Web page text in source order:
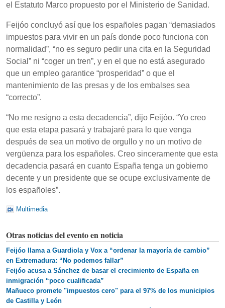
el Estatuto Marco propuesto por el Ministerio de Sanidad.
Feijóo concluyó así que los españoles pagan “demasiados
impuestos para vivir en un país donde poco funciona con
normalidad”, “no es seguro pedir una cita en la Seguridad
Social” ni “coger un tren”, y en el que no está asegurado
que un empleo garantice “prosperidad” o que el
mantenimiento de las presas y de los embalses sea
“correcto”.
“No me resigno a esta decadencia”, dijo Feijóo. “Yo creo
que esta etapa pasará y trabajaré para lo que venga
después de sea un motivo de orgullo y no un motivo de
vergüenza para los españoles. Creo sinceramente que esta
decadencia pasará en cuanto España tenga un gobierno
decente y un presidente que se ocupe exclusivamente de
los españoles”.
Multimedia
Otras noticias del evento en noticia
Feijóo llama a Guardiola y Vox a “ordenar la mayoría de cambio”
en Extremadura: “No podemos fallar”
Feijóo acusa a Sánchez de basar el crecimiento de España en
inmigración “poco cualificada”
Mañueco promete "impuestos cero" para el 97% de los municipios
de Castilla y León